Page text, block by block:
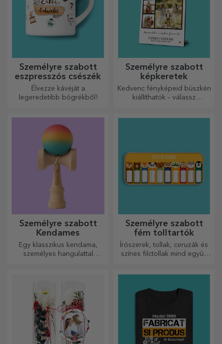
Személyre szabott
eszpresszós csészék
Élvezze kávéját a
legeredetibb bögrékből!
Személyre szabott
képkeretek
Kedvenc fényképeid büszkén
kiállíthatók – válassz
Személyre szabott
Kendames
Egy klasszikus kendama,
személyes hangulattal
Személyre szabott
fém tolltartók
Írószerek, tollak, ceruzák és
színes filctollak mind együtt